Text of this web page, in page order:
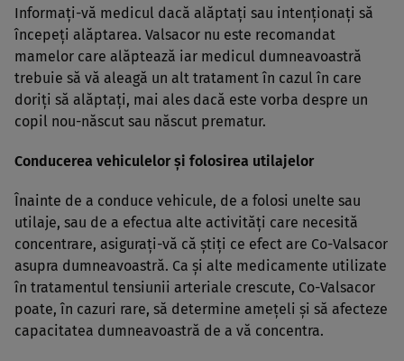
Informaţi-vă medicul dacă alăptaţi sau intenţionaţi să
începeţi alăptarea. Valsacor nu este recomandat
mamelor care alăptează iar medicul dumneavoastră
trebuie să vă aleagă un alt tratament în cazul în care
doriţi să alăptaţi, mai ales dacă este vorba despre un
copil nou-născut sau născut prematur.
Conducerea vehiculelor şi folosirea utilajelor
Înainte de a conduce vehicule, de a folosi unelte sau
utilaje, sau de a efectua alte activităţi care necesită
concentrare, asiguraţi-vă că ştiţi ce efect are Co-Valsacor
asupra dumneavoastră. Ca şi alte medicamente utilizate
în tratamentul tensiunii arteriale crescute, Co-Valsacor
poate, în cazuri rare, să determine ameţeli şi să afecteze
capacitatea dumneavoastră de a vă concentra.